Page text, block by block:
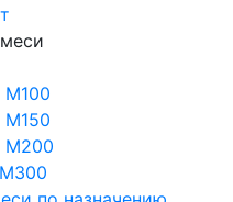
М100
М150
М200